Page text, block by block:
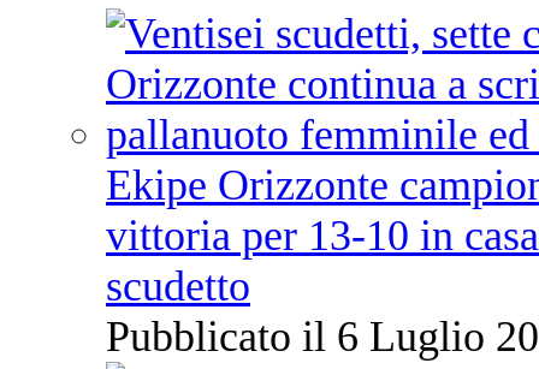
Ekipe Orizzonte
vittoria per 13-10 in
scudetto
Pubblicato il 6 Luglio